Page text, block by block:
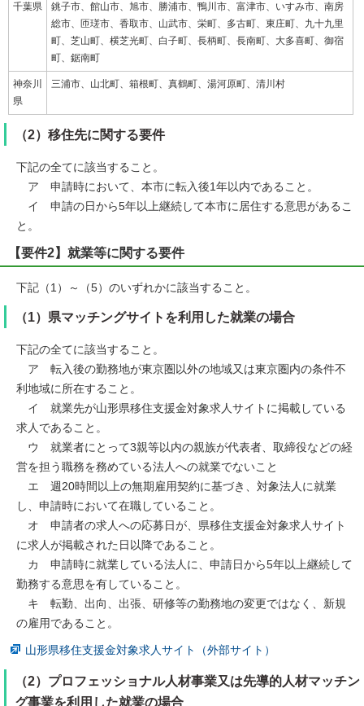
千葉県
銚子市、館山市、旭市、勝浦市、鴨川市、富津市、いすみ市、南房
総市、匝瑳市、香取市、山武市、栄町、多古町、東庄町、九十九里
町、芝山町、横芝光町、白子町、長柄町、長南町、大多喜町、御宿
町、鋸南町
神奈川
県
三浦市、山北町、箱根町、真鶴町、湯河原町、清川村
（2）移住先に関する要件
下記の全てに該当すること。
ア 申請時において、本市に転入後1年以内であること。
イ 申請の日から5年以上継続して本市に居住する意思があるこ
と。
【要件2】就業等に関する要件
下記（1）～（5）のいずれかに該当すること。
（1）県マッチングサイトを利用した就業の場合
下記の全てに該当すること。
ア 転入後の勤務地が東京圏以外の地域又は東京圏内の条件不
利地域に所在すること。
イ 就業先が山形県移住支援金対象求人サイトに掲載している
求人であること。
ウ 就業者にとって3親等以内の親族が代表者、取締役などの経
営を担う職務を務めている法人への就業でないこと
エ 週20時間以上の無期雇用契約に基づき、対象法人に就業
し、申請時において在職していること。
オ 申請者の求人への応募日が、県移住支援金対象求人サイト
に求人が掲載された日以降であること。
カ 申請時に就業している法人に、申請日から5年以上継続して
勤務する意思を有していること。
キ 転勤、出向、出張、研修等の勤務地の変更ではなく、新規
の雇用であること。
山形県移住支援金対象求人サイト（外部サイト）
（2）プロフェッショナル人材事業又は先導的人材マッチン
グ事業を利用した就業の場合